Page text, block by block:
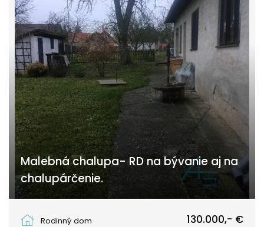
Malebná chalupa- RD na bývanie aj na
chalupárčenie.
Rodinný dom
130.000,- €